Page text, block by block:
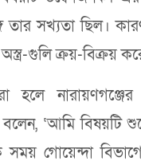
তার সখ্যতা ছিল।
গুলি ক্রয়-বিক্রয়
হলে
‘আমি বিষয়টি
গোয়েন্দা